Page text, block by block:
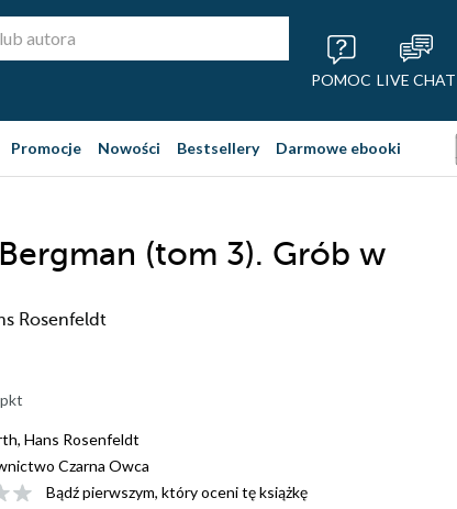
POMOC LIVE CHAT
Promocje Nowości Bestsellery Darmowe ebooki
(tom 3). Grób w
Rosenfeldt
, Hans Rosenfeldt
Czarna Owca
Bądź pierwszym, który oceni tę książkę